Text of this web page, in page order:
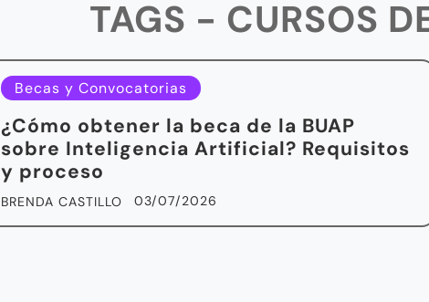
TAGS - CURSOS
Becas y Convocatorias
¿Cómo obtener la beca de la BUAP
sobre Inteligencia Artificial? Requisitos
y proceso
BRENDA CASTILLO 03/07/2026